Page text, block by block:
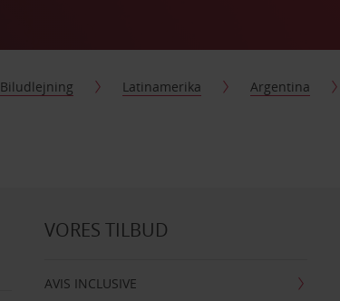
Biludlejning Latinamerika Argentina
VORES TILBUD
AVIS INCLUSIVE